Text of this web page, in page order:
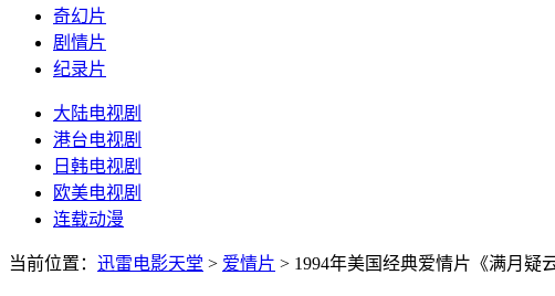
奇幻片
剧情片
纪录片
大陆电视剧
港台电视剧
日韩电视剧
欧美电视剧
连载动漫
当前位置： 迅雷电影天堂 > 爱情片 > 1994年美国经典爱情片《满月疑